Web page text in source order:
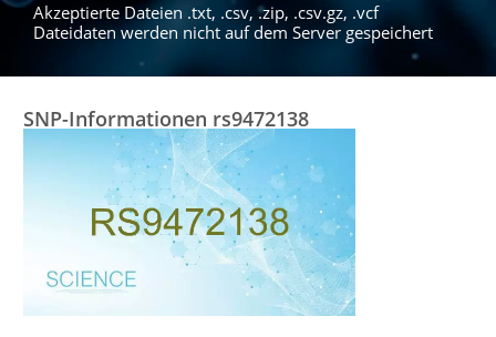
Akzeptierte Dateien .txt, .csv, .zip, .csv.gz, .vcf
Dateidaten werden nicht auf dem Server gespeichert
SNP-Informationen rs9472138